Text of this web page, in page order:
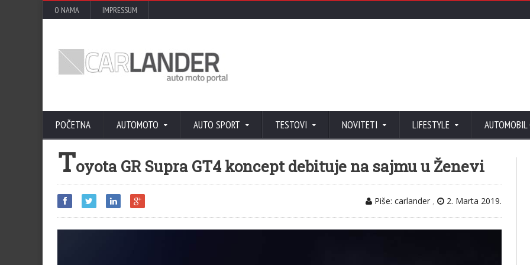
O NAMA IMPRESSUM
POČETNA AUTOMOTO AUTO SPORT TESTOVI NOVITETI LIFESTYLE AUTOMOBIL
Toyota GR Supra GT4 koncept debituje na sajmu u Ženevi
Piše: carlander , 2. Marta 2019.